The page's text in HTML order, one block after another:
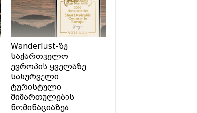
Wanderlust-ზე
საქართველო
ევროპის ყველაზე
სასურველი
ტურისტული
მიმართულების
ნომინაციაზეა